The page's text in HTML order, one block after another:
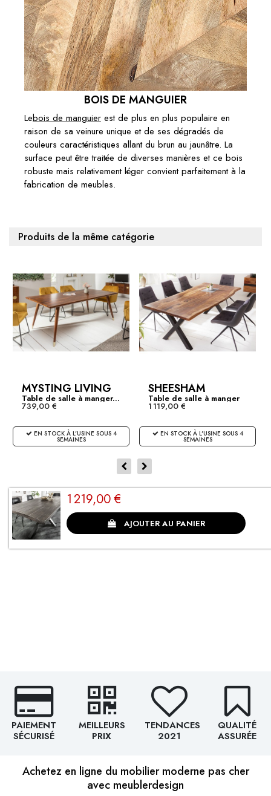
BOIS DE MANGUIER
Lebois de manguier est de plus en plus populaire en
raison de sa veinure unique et de ses dégradés de
couleurs caractéristiques allant du brun au jaunâtre. La
surface peut être traitée de diverses manières et ce bois
robuste mais relativement léger convient parfaitement à la
fabrication de meubles.
Produits de la même catégorie
MYSTING LIVING
Table de salle à manger...
739,00 €
EN STOCK À L'USINE SOUS 4
SEMAINES
SHEESHAM
Table de salle à manger
en...
1 119,00 €
EN STOCK À L'USINE SOUS 4
SEMAINES
1 219,00 €
AJOUTER AU PANIER
CLIENTS SATISFAITS
PAIEMENT
SÉCURISÉ
MEILLEURS
PRIX
TENDANCES
2021
QUALITÉ
ASSURÉE
Achetez en ligne du mobilier moderne pas cher
avec meublerdesign